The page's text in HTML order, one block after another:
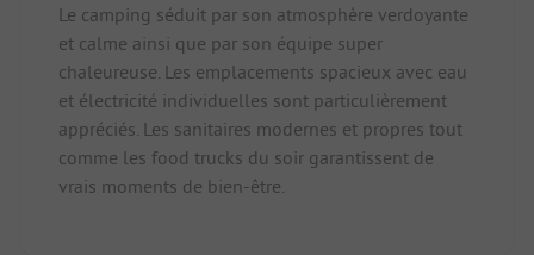
Le camping séduit par son atmosphère verdoyante
et calme ainsi que par son équipe super
chaleureuse. Les emplacements spacieux avec eau
et électricité individuelles sont particulièrement
appréciés. Les sanitaires modernes et propres tout
comme les food trucks du soir garantissent de
vrais moments de bien-être.